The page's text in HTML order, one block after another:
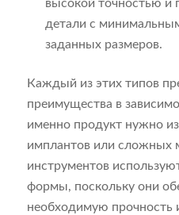
высокой точностью и
детали с
заданных размеров.
Каждый из этих типов
преимущества в
именно продукт нужно
имплантов или сложных
инструментов
формы, поскольку они
необходимую прочность